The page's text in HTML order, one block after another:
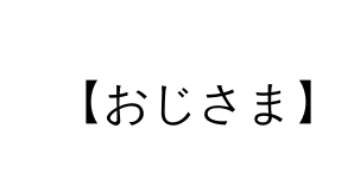
【おじさま